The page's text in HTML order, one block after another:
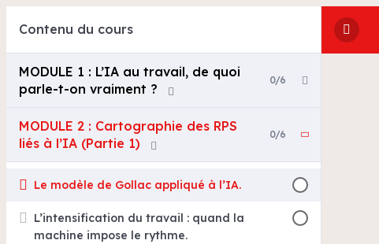
Contenu du cours
MODULE 1 : L’IA au travail, de quoi
parle-t-on vraiment ?
0/6
MODULE 2 : Cartographie des RPS
liés à l’IA (Partie 1)
0/6
Le modèle de Gollac appliqué à l’IA.
L’intensification du travail : quand la
machine impose le rythme.